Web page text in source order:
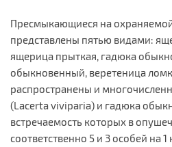
Пресмыкающиеся на
представлены пятью видами:
ящерица прыткая, гадюка
обыкновенный, веретеница
распространены и
(Lacerta viviparia) и гадюка
встречаемость которых в
соответственно 5 и 3 особей на